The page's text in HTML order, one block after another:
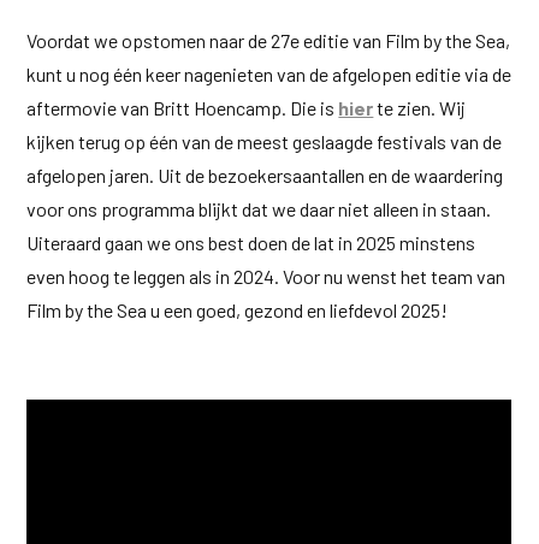
Voordat we opstomen naar de 27e editie van Film by the Sea,
kunt u nog één keer nagenieten van de afgelopen editie via de
aftermovie van Britt Hoencamp. Die is hierte zien. Wij
kijken terug op één van de meest geslaagde festivals van de
afgelopen jaren. Uit de bezoekersaantallen en de waardering
voor ons programma blijkt dat we daar niet alleen in staan.
Uiteraard gaan we ons best doen de lat in 2025 minstens
even hoog te leggen als in 2024. Voor nu wenst het team van
Film by the Sea u een goed, gezond en liefdevol 2025!